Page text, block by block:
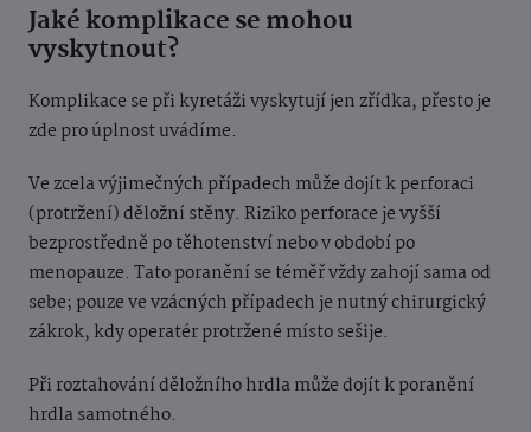
Jaké komplikace se mohou
vyskytnout?
Komplikace se při kyretáži vyskytují jen zřídka, přesto je
zde pro úplnost uvádíme.
Ve zcela výjimečných případech může dojít k perforaci
(protržení) děložní stěny. Riziko perforace je vyšší
bezprostředně po těhotenství nebo v období po
menopauze. Tato poranění se téměř vždy zahojí sama od
sebe; pouze ve vzácných případech je nutný chirurgický
zákrok, kdy operatér protržené místo sešije.
Při roztahování děložního hrdla může dojít k poranění
hrdla samotného.